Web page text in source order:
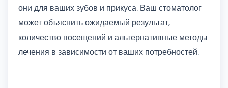
они для ваших зубов и прикуса. Ваш стоматолог
может объяснить ожидаемый результат,
количество посещений и альтернативные методы
лечения в зависимости от ваших потребностей.